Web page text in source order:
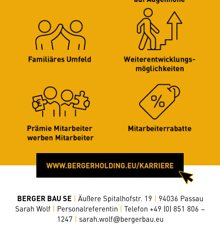
BERGER BAU SE | Äußere Spitalhofstr. 19 | 94036 Passau
Sarah Wolf | Personalreferentin | Telefon +49 (0) 851 806 –
1247 | sarah.wolf@bergerbau.eu